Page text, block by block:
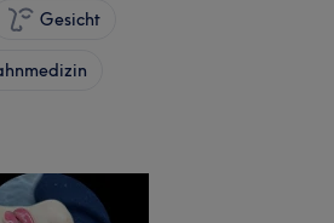
Gesicht